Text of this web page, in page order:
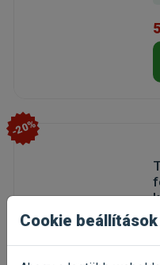
-20%
Cookie beállítások